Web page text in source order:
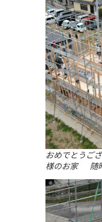
おめでとうご
様のお家 随